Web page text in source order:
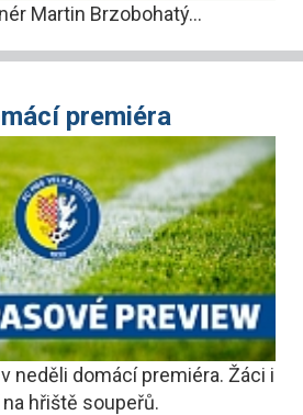
Martin Brzobohatý...
premiéra
neděli domácí premiéra. Žáci i
hřiště soupeřů.